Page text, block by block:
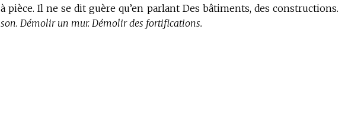
pièce. Il ne se dit guère qu’en parlant Des bâtiments, des constructions.
Démolir un mur. Démolir des fortifications.